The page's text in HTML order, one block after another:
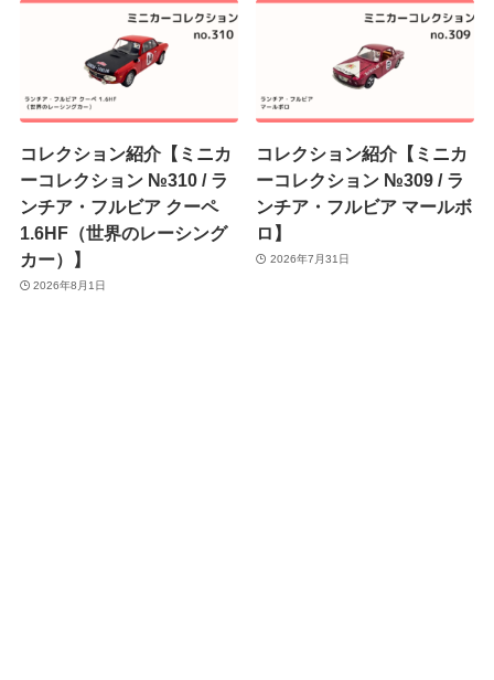
コレクション紹介【ミニカ
ーコレクション №310 / ラ
ンチア・フルビア クーペ
1.6HF（世界のレーシング
カー）】
2026年8月1日
コレクション紹介【ミニカ
ーコレクション №309 / ラ
ンチア・フルビア マールボ
ロ】
2026年7月31日